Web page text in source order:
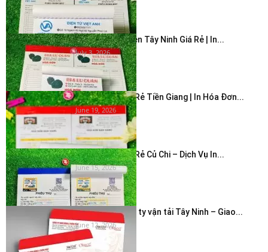
In Hóa Đơn 2 Liên Tây Ninh Giá Rẻ | In...
July 3, 2026
In Hóa Đơn Giá Rẻ Tiền Giang | In Hóa Đơn...
June 19, 2026
In Hóa Đơn Giá Rẻ Củ Chi – Dịch Vụ In...
June 15, 2026
In bao thư công ty vận tải Tây Ninh – Giao...
June 12, 2026